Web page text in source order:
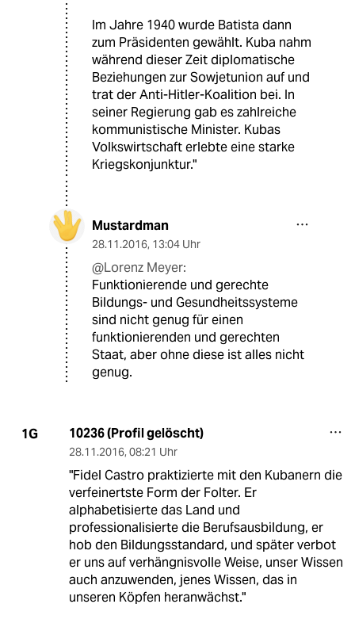
Im Jahre 1940 wurde Batista dann
zum Präsidenten gewählt. Kuba nahm
während dieser Zeit diplomatische
Beziehungen zur Sowjetunion auf und
trat der Anti-Hitler-Koalition bei. In
seiner Regierung gab es zahlreiche
kommunistische Minister. Kubas
Volkswirtschaft erlebte eine starke
Kriegskonjunktur."
Mustardman
28.11.2016, 13:04 Uhr
@Lorenz Meyer:
Funktionierende und gerechte
Bildungs- und Gesundheitssysteme
sind nicht genug für einen
funktionierenden und gerechten
Staat, aber ohne diese ist alles nicht
genug.
1G 10236 (Profil gelöscht)
28.11.2016, 08:21 Uhr
"Fidel Castro praktizierte mit den Kubanern die
verfeinertste Form der Folter. Er
alphabetisierte das Land und
professionalisierte die Berufsausbildung, er
hob den Bildungsstandard, und später verbot
er uns auf verhängnisvolle Weise, unser Wissen
auch anzuwenden, jenes Wissen, das in
unseren Köpfen heranwächst."